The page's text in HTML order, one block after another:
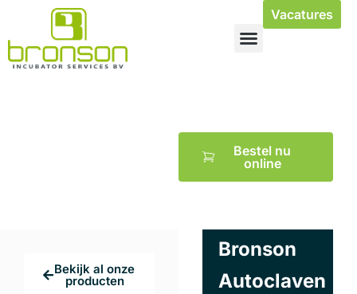
Vacatures
Bestel nu
online
Bekijk al onze
producten
Bronson
Autoclaven